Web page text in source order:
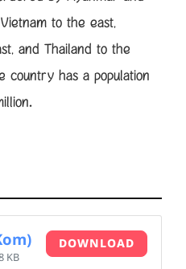
to the east,
and Thailand to the
country has a population
KB
DOWNLOAD